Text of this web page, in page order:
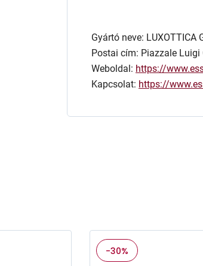
Gyártó neve: LUXOTTICA
Postai cím: Piazzale
Weboldal: https://
Kapcsolat: https://
-30%